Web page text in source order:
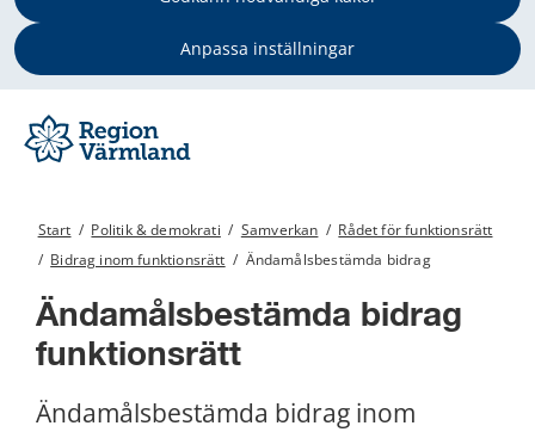
Anpassa inställningar
Start / Politik & demokrati / Samverkan / Rådet för funktionsrätt
/ Bidrag inom funktionsrätt / Ändamålsbestämda bidrag
Ändamålsbestämda bidrag
funktionsrätt
Ändamålsbestämda bidrag inom